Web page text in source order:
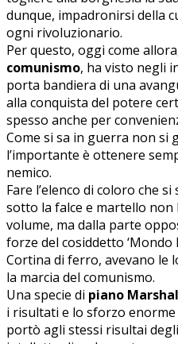
dunque, impadronirsi della
ogni rivoluzionario.
Per questo, oggi come
comunismo, ha visto negli
porta bandiera di una
alla conquista del potere
spesso anche per
Come si sa in guerra non
l’importante è ottenere
nemico.
Fare l’elenco di coloro che
sotto la falce e martello
volume, ma dalla parte
forze del cosiddetto ‘Mondo
Cortina di ferro, avevano le
la marcia del comunismo.
Una specie di piano
i risultati e lo sforzo
portò agli stessi risultai